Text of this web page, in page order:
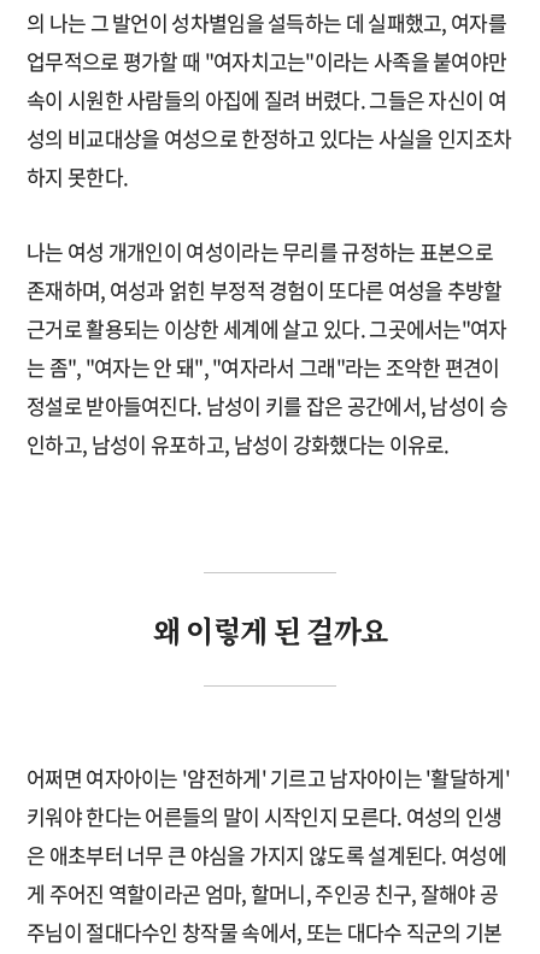
의 나는 그 발언이 성차별임을 설득하는 데 실패했고, 여자를
업무적으로 평가할 때 "여자치고는"이라는 사족을 붙여야만
속이 시원한 사람들의 아집에 질려 버렸다. 그들은 자신이 여
성의 비교대상을 여성으로 한정하고 있다는 사실을 인지조차
하지 못한다.
나는 여성 개개인이 여성이라는 무리를 규정하는 표본으로
존재하며, 여성과 얽힌 부정적 경험이 또다른 여성을 추방할
근거로 활용되는 이상한 세계에 살고 있다. 그곳에서는"여자
는 좀", "여자는 안 돼", "여자라서 그래"라는 조악한 편견이
정설로 받아들여진다. 남성이 키를 잡은 공간에서, 남성이 승
인하고, 남성이 유포하고, 남성이 강화했다는 이유로.
왜 이렇게 된 걸까요
어쩌면 여자아이는 '얌전하게' 기르고 남자아이는 '활달하게'
키워야 한다는 어른들의 말이 시작인지 모른다. 여성의 인생
은 애초부터 너무 큰 야심을 가지지 않도록 설계된다. 여성에
게 주어진 역할이라곤 엄마, 할머니, 주인공 친구, 잘해야 공
주님이 절대다수인 창작물 속에서, 또는 대다수 직군의 기본